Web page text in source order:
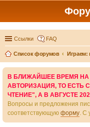
Ссылки FAQ
Список форумов
В БЛИЖАЙШЕЕ ВРЕМЯ НА
АВТОРИЗАЦИЯ, ТО ЕСТЬ
ЧТЕНИЕ", А В АВГУСТЕ
Вопросы и предложения
соответствующую форму. С